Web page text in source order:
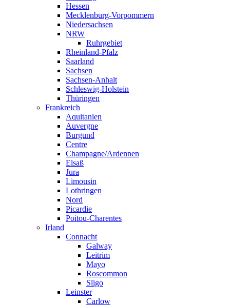
Hessen
Mecklenburg-Vorpommern
Niedersachsen
NRW
Ruhrgebiet
Rheinland-Pfalz
Saarland
Sachsen
Sachsen-Anhalt
Schleswig-Holstein
Thüringen
Frankreich
Aquitanien
Auvergne
Burgund
Centre
Champagne/Ardennen
Elsaß
Jura
Limousin
Lothringen
Nord
Picardie
Poitou-Charentes
Irland
Connacht
Galway
Leitrim
Mayo
Roscommon
Sligo
Leinster
Carlow